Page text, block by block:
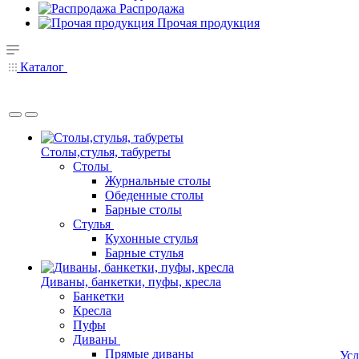
Распродажа
Прочая продукция
Каталог
Столы,стулья, табуреты
Столы
Журнальные столы
Обеденные столы
Барные столы
Стулья
Кухонные стулья
Барные стулья
Диваны, банкетки, пуфы, кресла
Банкетки
Кресла
Пуфы
Диваны
Прямые диваны